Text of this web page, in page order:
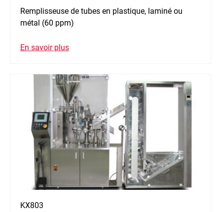
Remplisseuse de tubes en plastique, laminé ou
métal (60 ppm)
En savoir plus
KX803